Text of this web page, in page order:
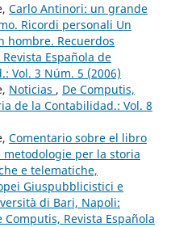
Carlo Antinori: un grande
Ricordi personali Un
hombre. Recuerdos
Española de
Vol. 3 Núm. 5 (2006)
Noticias , De Computis,
de la Contabilidad.: Vol. 8
Comentario sobre el libro
metodologie per la storia
e telematiche,
Giuspubblicistici e
di Bari, Napoli:
Computis, Revista Española